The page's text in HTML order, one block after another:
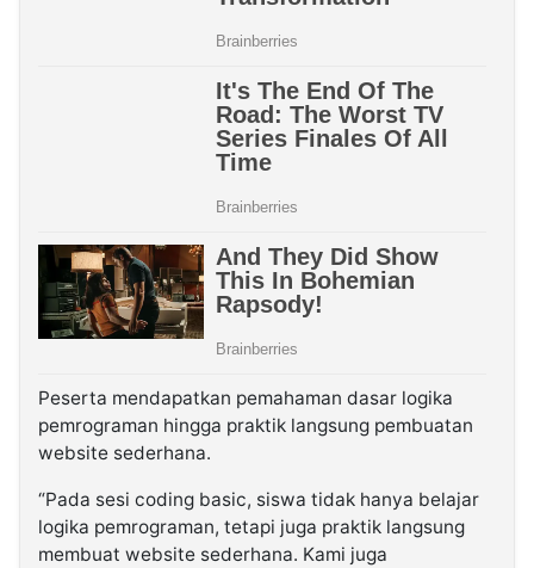
Peserta mendapatkan pemahaman dasar logika
pemrograman hingga praktik langsung pembuatan
website sederhana.
“Pada sesi coding basic, siswa tidak hanya belajar
logika pemrograman, tetapi juga praktik langsung
membuat website sederhana. Kami juga